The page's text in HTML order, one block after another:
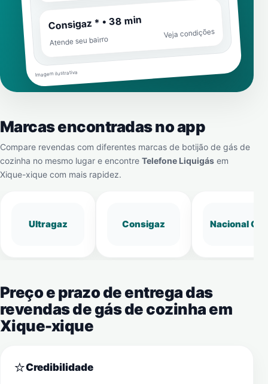
Consigaz * • 38 min
Atende seu bairro
Veja condições
Imagem ilustrativa
Marcas encontradas no app
Compare revendas com diferentes marcas de botijão de gás de
cozinha no mesmo lugar e encontre Telefone Liquigás em
Xique-xique com mais rapidez.
Ultragaz Consigaz Nacional Gás
Preço e prazo de entrega das
revendas de gás de cozinha em
Xique-xique
⭐Credibilidade